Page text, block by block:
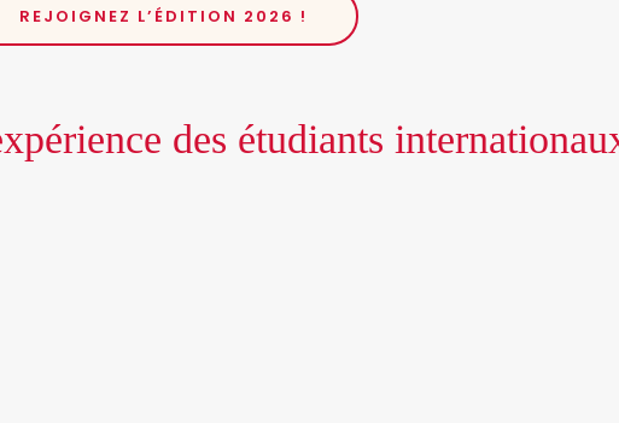
REJOIGNEZ L’ÉDITION 2026 !
des étudiants